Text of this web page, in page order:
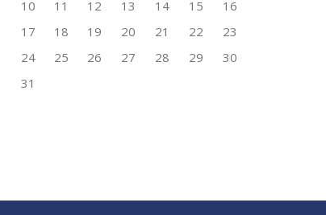
10
11 12 13 14 15
16
17
18 19 20 21 22
23
24
25 26 27 28 29
30
31